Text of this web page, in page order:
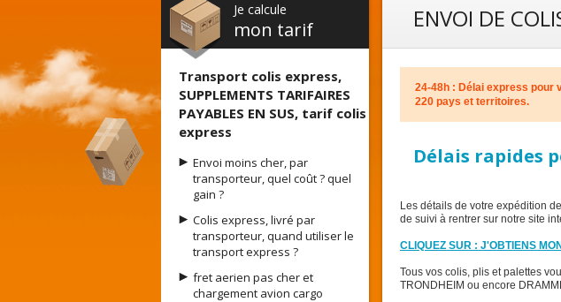
Je calcule
mon tarif
Transport colis express,
SUPPLEMENTS TARIFAIRES
PAYABLES EN SUS, tarif colis
express
Envoi moins cher, par
transporteur, quel coût ? quel
gain ?
Colis express, livré par
transporteur, quand utiliser le
transport express ?
fret aerien pas cher et
chargement avion cargo
ENVOI DE
24-48h : Délai express pour
220 pays et territoires.
Délais rapides
Les détails de votre expédition
de suivi à rentrer sur notre site
CLIQUEZ SUR : J'OBTIENS
Tous vos colis, plis et palettes
TRONDHEIM ou encore